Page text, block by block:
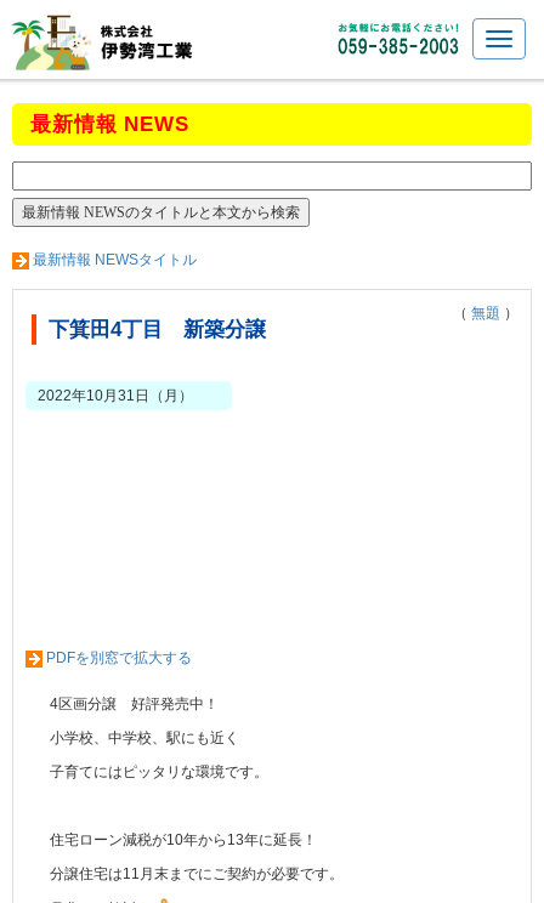
最新情報 NEWS
最新情報 NEWSタイトル
下箕田4丁目 新築分譲
（ 無題 ）
2022年10月31日（月）
PDFを別窓で拡大する
4区画分譲 好評発売中！
小学校、中学校、駅にも近く
子育てにはピッタリな環境です。
住宅ローン減税が10年から13年に延長！
分譲住宅は11月末までにご契約が必要です。